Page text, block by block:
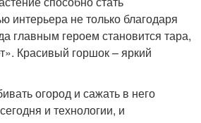
интерьера не только благодаря
главным героем становится тара,
Красивый горшок – яркий
огород и сажать в него
и технологии, и